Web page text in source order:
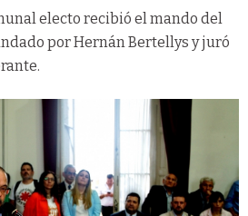
electo recibió el mando del
por Hernán Bertellys y juró